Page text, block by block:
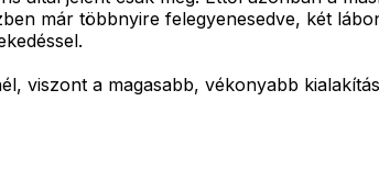
már többnyire felegyenesedve, két
viszont a magasabb, vékonyabb